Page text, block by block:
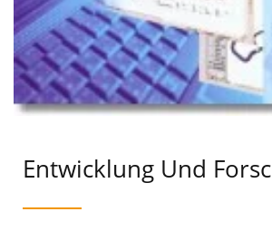
Entwicklung Und